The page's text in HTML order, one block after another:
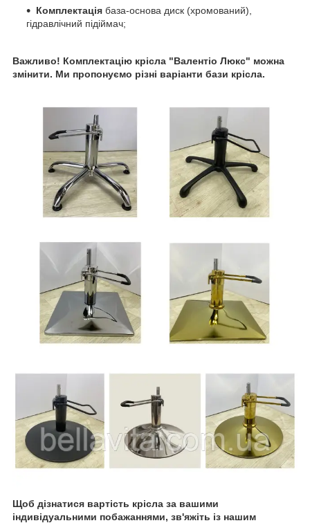
Комплектація база-основа диск (хромований),
гідравлічний підіймач;
Важливо! Комплектацію крісла "Валентіо Люкс" можна
змінити. Ми пропонуємо різні варіанти бази крісла.
Щоб дізнатися вартість крісла за вашими
індивідуальними побажаннями, зв'яжіть із нашим